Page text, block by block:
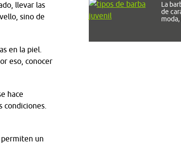
llevar las
sino de
en la piel.
eso, conocer
hace
permiten un
La
de
moda,